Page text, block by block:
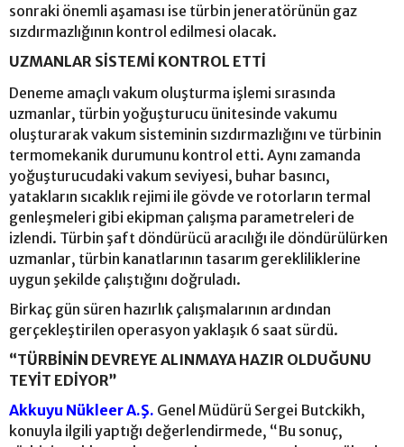
sonraki önemli aşaması ise türbin jeneratörünün gaz
sızdırmazlığının kontrol edilmesi olacak.
UZMANLAR SİSTEMİ KONTROL ETTİ
Deneme amaçlı vakum oluşturma işlemi sırasında
uzmanlar, türbin yoğuşturucu ünitesinde vakumu
oluşturarak vakum sisteminin sızdırmazlığını ve türbinin
termomekanik durumunu kontrol etti. Aynı zamanda
yoğuşturucudaki vakum seviyesi, buhar basıncı,
yatakların sıcaklık rejimi ile gövde ve rotorların termal
genleşmeleri gibi ekipman çalışma parametreleri de
izlendi. Türbin şaft döndürücü aracılığı ile döndürülürken
uzmanlar, türbin kanatlarının tasarım gerekliliklerine
uygun şekilde çalıştığını doğruladı.
Birkaç gün süren hazırlık çalışmalarının ardından
gerçekleştirilen operasyon yaklaşık 6 saat sürdü.
“TÜRBİNİN DEVREYE ALINMAYA HAZIR OLDUĞUNU
TEYİT EDİYOR”
Akkuyu Nükleer A.Ş. Genel Müdürü Sergei Butckikh,
konuyla ilgili yaptığı değerlendirmede, “Bu sonuç,